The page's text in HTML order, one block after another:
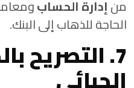
منإدارة الحساب
الحاجة للذهاب إلى البنك.
7. التصريح